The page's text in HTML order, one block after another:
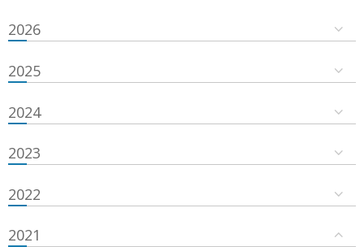
2026
2025
2024
2023
2022
2021